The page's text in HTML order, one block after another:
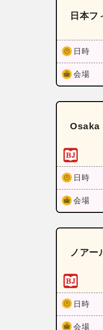
日本フ
日時
会場
Osaka
日時
会場
ノアー
日時
会場